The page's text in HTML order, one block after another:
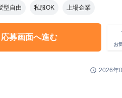
型自由 私服OK 上場企業
応募画面へ進む
お
schedule 2026年